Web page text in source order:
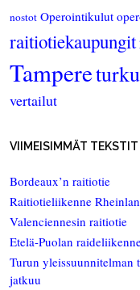
nostot Operointikulut
raitiotiekaupungit
Tampereturku
vertailut
VIIMEISIMMÄT TEKSTIT
Bordeaux’n raitiotie
Raitiotieliikenne
Valenciennesin raitiotie
Etelä-Puolan
Turun yleissuunnitelman
jatkuu